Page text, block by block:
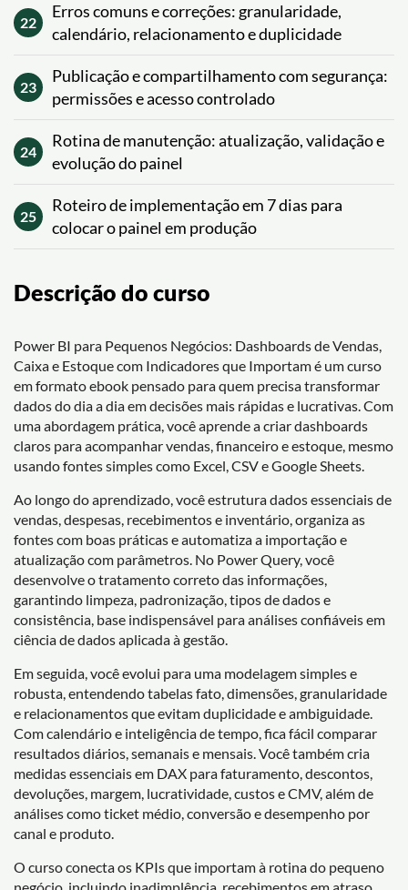
22
Erros comuns e correções: granularidade,
calendário, relacionamento e duplicidade
23
Publicação e compartilhamento com segurança:
permissões e acesso controlado
24
Rotina de manutenção: atualização, validação e
evolução do painel
25
Roteiro de implementação em 7 dias para
colocar o painel em produção
Descrição do curso
Power BI para Pequenos Negócios: Dashboards de Vendas,
Caixa e Estoque com Indicadores que Importam é um curso
em formato ebook pensado para quem precisa transformar
dados do dia a dia em decisões mais rápidas e lucrativas. Com
uma abordagem prática, você aprende a criar dashboards
claros para acompanhar vendas, financeiro e estoque, mesmo
usando fontes simples como Excel, CSV e Google Sheets.
Ao longo do aprendizado, você estrutura dados essenciais de
vendas, despesas, recebimentos e inventário, organiza as
fontes com boas práticas e automatiza a importação e
atualização com parâmetros. No Power Query, você
desenvolve o tratamento correto das informações,
garantindo limpeza, padronização, tipos de dados e
consistência, base indispensável para análises confiáveis em
ciência de dados aplicada à gestão.
Em seguida, você evolui para uma modelagem simples e
robusta, entendendo tabelas fato, dimensões, granularidade
e relacionamentos que evitam duplicidade e ambiguidade.
Com calendário e inteligência de tempo, fica fácil comparar
resultados diários, semanais e mensais. Você também cria
medidas essenciais em DAX para faturamento, descontos,
devoluções, margem, lucratividade, custos e CMV, além de
análises como ticket médio, conversão e desempenho por
canal e produto.
O curso conecta os KPIs que importam à rotina do pequeno